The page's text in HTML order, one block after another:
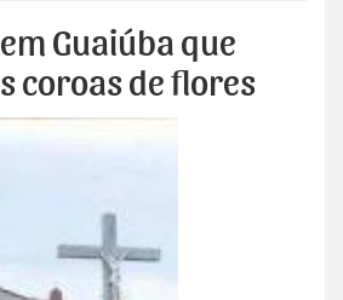
Guaiúba que
coroas de flores